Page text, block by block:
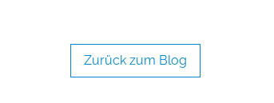
Zurück zum Blog